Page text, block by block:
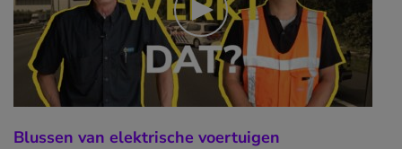
Blussen van elektrische voertuigen